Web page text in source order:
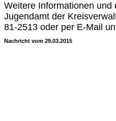
Weitere Informationen und
Jugendamt der
81-2513 oder per E-Mail
Nachricht vom 29.03.2015